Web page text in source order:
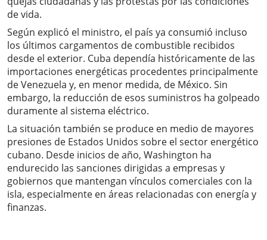
de vida.
Según explicó el ministro, el país ya consumió incluso
los últimos cargamentos de combustible recibidos
desde el exterior. Cuba dependía históricamente de las
importaciones energéticas procedentes principalmente
de Venezuela y, en menor medida, de México. Sin
embargo, la reducción de esos suministros ha golpeado
duramente al sistema eléctrico.
La situación también se produce en medio de mayores
presiones de Estados Unidos sobre el sector energético
cubano. Desde inicios de año, Washington ha
endurecido las sanciones dirigidas a empresas y
gobiernos que mantengan vínculos comerciales con la
isla, especialmente en áreas relacionadas con energía y
finanzas.